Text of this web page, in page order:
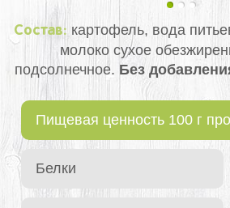
Состав: картофель, вода
молоко сухое
подсолнечное. Без
Пищевая ценность 100 г
Белки